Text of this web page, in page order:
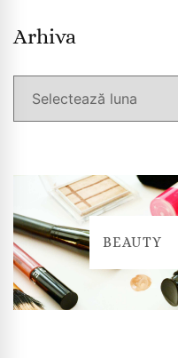
Arhiva
BEAUTY